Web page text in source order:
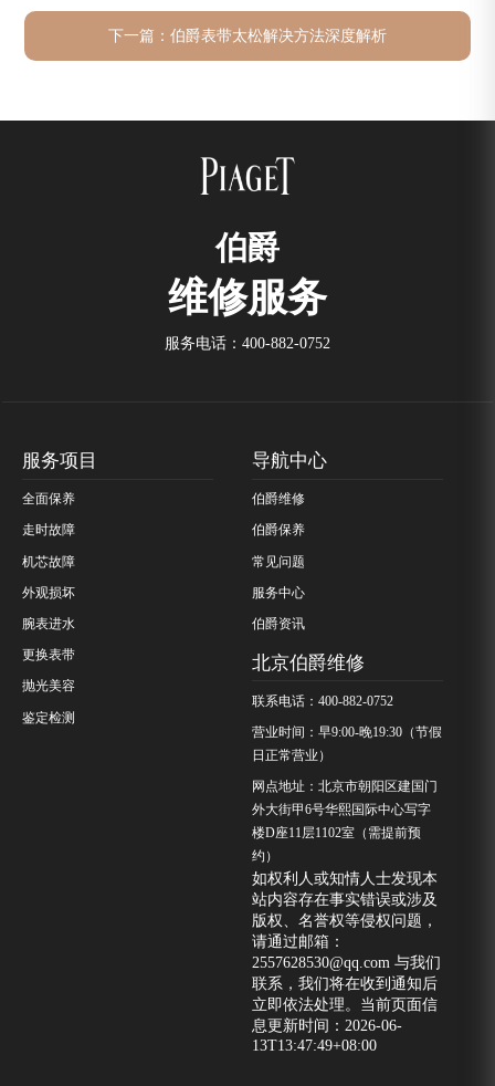
下一篇： 伯爵表带太松解决方法深度解析
伯爵
维修服务
服务电话： 400-882-0752
服务项目
全面保养
走时故障
机芯故障
外观损坏
腕表进水
更换表带
抛光美容
鉴定检测
导航中心
伯爵维修
伯爵保养
常见问题
服务中心
伯爵资讯
北京伯爵维修
联系电话：400-882-0752
营业时间：早9:00-晚19:30（节假
日正常营业）
网点地址：北京市朝阳区建国门
外大街甲6号华熙国际中心写字
楼D座11层1102室（需提前预
约）
如权利人或知情人士发现本
站内容存在事实错误或涉及
版权、名誉权等侵权问题，
请通过邮箱：
2557628530@qq.com 与我们
联系，我们将在收到通知后
立即依法处理。当前页面信
息更新时间：2026-06-
13T13:47:49+08:00